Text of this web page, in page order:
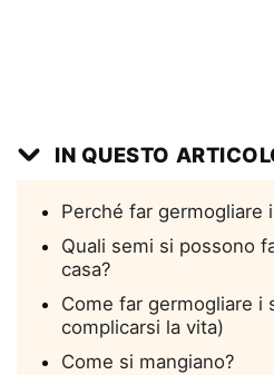
IN QUESTO
Perché far germogliare
Quali semi si possono
casa?
Come far germogliare i
complicarsi la vita)
Come si mangiano?